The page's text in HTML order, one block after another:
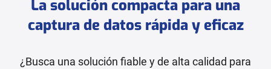
La solución compacta para una
captura de datos rápida y eficaz
¿Busca una solución fiable y de alta calidad para